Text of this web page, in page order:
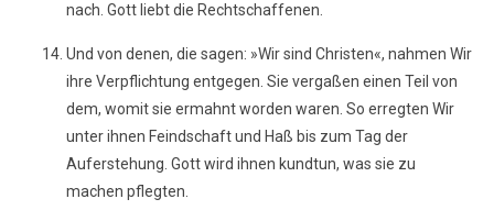
nach. Gott liebt die Rechtschaffenen.
Und von denen, die sagen: »Wir sind Christen«, nahmen Wir
ihre Verpflichtung entgegen. Sie vergaßen einen Teil von
dem, womit sie ermahnt worden waren. So erregten Wir
unter ihnen Feindschaft und Haß bis zum Tag der
Auferstehung. Gott wird ihnen kundtun, was sie zu
machen pflegten.